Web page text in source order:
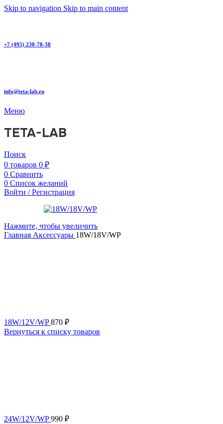
Skip to navigation Skip to main content
+7 (495) 230-78-38
info@teta-lab.ru
Меню
TETA-LAB
Поиск
0 товаров 0 ₽
0 Сравнить
0 Список желаний
Войти / Регистрация
Нажмите, чтобы увеличить
Главная Аксессуары 18W/18V/WP
18W/12V/WP870 ₽
Вернуться к списку товаров
24W/12V/WP990 ₽